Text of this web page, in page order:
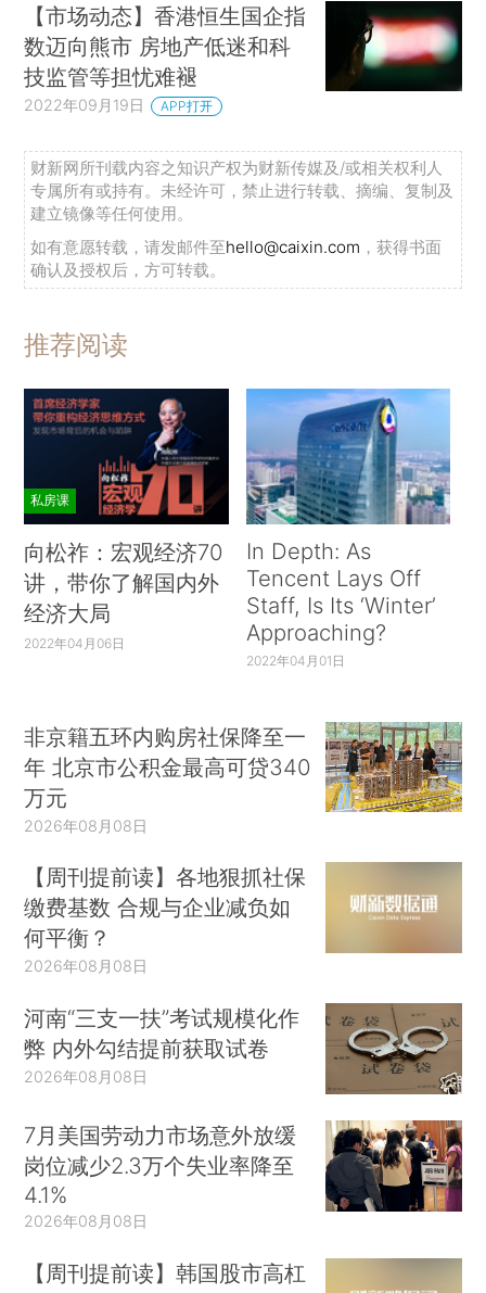
【市场动态】香港恒生国企指
数迈向熊市 房地产低迷和科
技监管等担忧难褪
2022年09月19日 APP打开
财新网所刊载内容之知识产权为财新传媒及/或相关权利人
专属所有或持有。未经许可，禁止进行转载、摘编、复制及
建立镜像等任何使用。
如有意愿转载，请发邮件至hello@caixin.com ，获得书面
确认及授权后，方可转载。
推荐阅读
私房课
向松祚：宏观经济70
讲，带你了解国内外
经济大局
2022年04月06日
In Depth: As
Tencent Lays Off
Staff, Is Its ‘Winter’
Approaching?
2022年04月01日
非京籍五环内购房社保降至一
年 北京市公积金最高可贷340
万元
2026年08月08日
【周刊提前读】各地狠抓社保
缴费基数 合规与企业减负如
何平衡？
2026年08月08日
河南“三支一扶”考试规模化作
弊 内外勾结提前获取试卷
2026年08月08日
7月美国劳动力市场意外放缓
岗位减少2.3万个失业率降至
4.1%
2026年08月08日
【周刊提前读】韩国股市高杠